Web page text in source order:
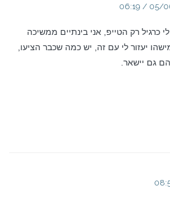
05/06/
כרגיל רק הטייפ, אני בינתיים ממשיכה
יעזור לי עם זה, יש כמה שכבר הציעו,
גם יישאר.